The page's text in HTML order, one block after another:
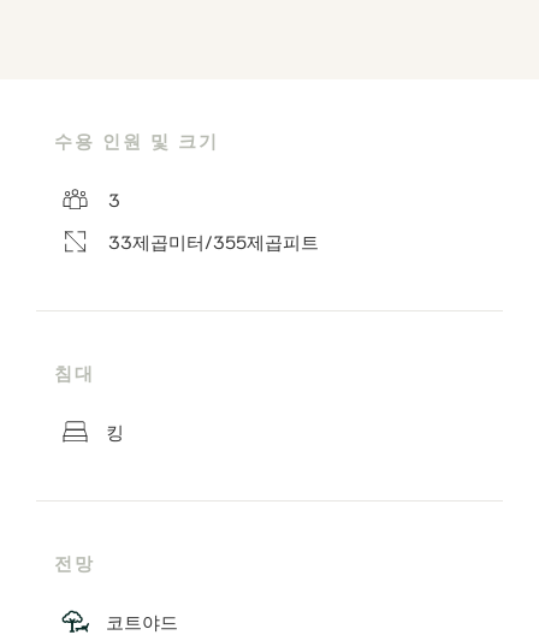
수용 인원 및 크기
3
33제곱미터/355제곱피트
침대
킹
전망
코트야드